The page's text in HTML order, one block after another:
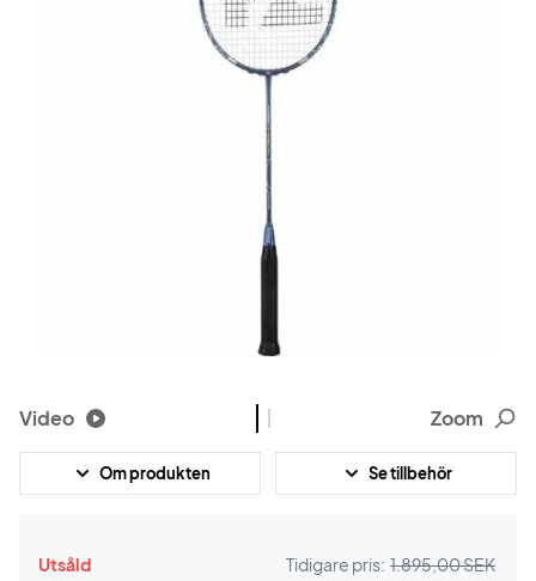
Video Zoom
Om produkten Se tillbehör
Utsåld Tidigare pris: 1.895,00 SEK